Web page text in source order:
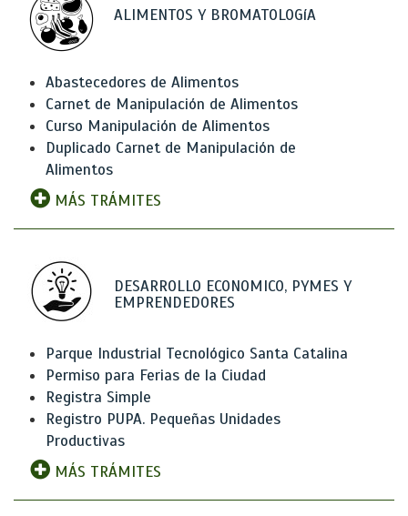
ALIMENTOS Y BROMATOLOGíA
Abastecedores de Alimentos
Carnet de Manipulación de Alimentos
Curso Manipulación de Alimentos
Duplicado Carnet de Manipulación de
Alimentos
MÁS TRÁMITES
DESARROLLO ECONOMICO, PYMES Y
EMPRENDEDORES
Parque Industrial Tecnológico Santa Catalina
Permiso para Ferias de la Ciudad
Registra Simple
Registro PUPA. Pequeñas Unidades
Productivas
MÁS TRÁMITES